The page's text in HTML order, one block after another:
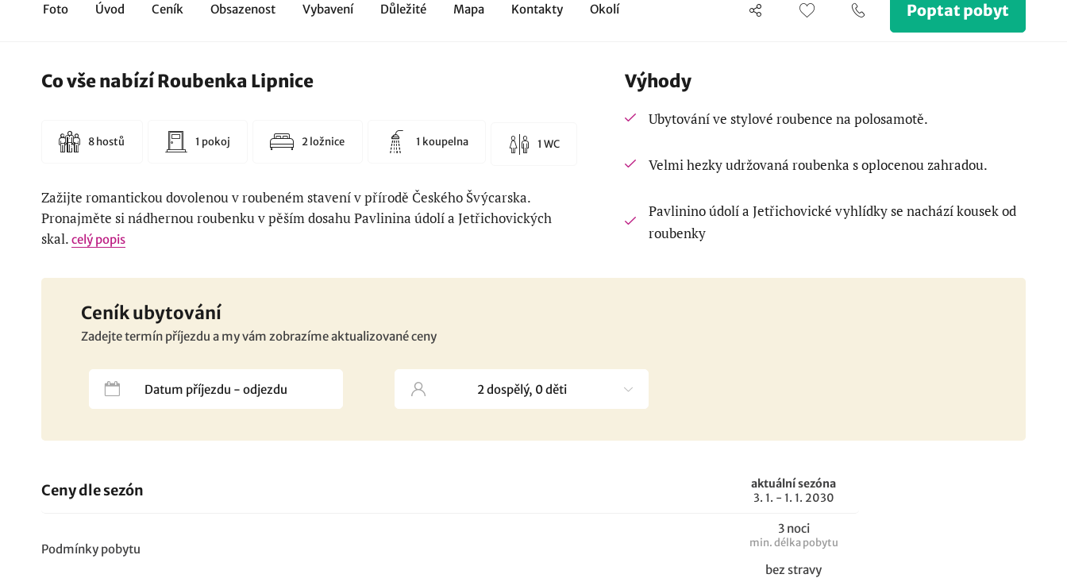
Foto Úvod Ceník Obsazenost Vybavení Důležité Mapa Kontakty Okolí Poptat pobyt
Co vše nabízí Roubenka Lipnice
8 hostů 1 pokoj 2 ložnice 1 koupelna 1 WC
Zažijte romantickou dovolenou v roubeném stavení v přírodě Českého Švýcarska.
Pronajměte si nádhernou roubenku v pěším dosahu Pavlinina údolí a Jetřichovických
skal. celý popis
Výhody
Ubytování ve stylové roubence na polosamotě.
Velmi hezky udržovaná roubenka s oplocenou zahradou.
Pavlinino údolí a Jetřichovické vyhlídky se nachází kousek od
roubenky
Ceník ubytování
Zadejte termín příjezdu a my vám zobrazíme aktualizované ceny
Ceny dle sezón
aktuální sezóna
3. 1. - 1. 1. 2030
Podmínky pobytu
3 noci
min. délka pobytu
bez stravy